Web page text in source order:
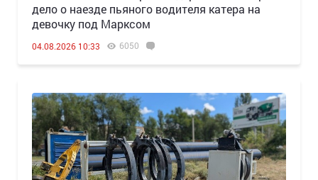
дело о наезде пьяного водителя катера на
девочку под Марксом
04.08.2026 10:33 6050